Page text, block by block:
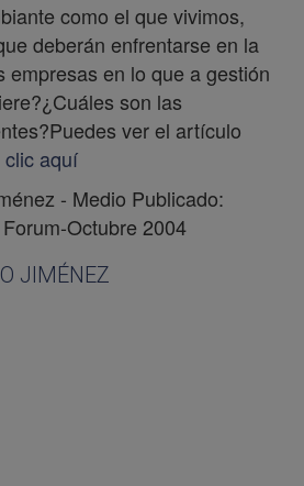
como el que vivimos,
deberán enfrentarse en la
empresas en lo que a gestión
son las
ver el artículo
clic aquí
- Medio Publicado:
Octubre 2004
JIMÉNEZ